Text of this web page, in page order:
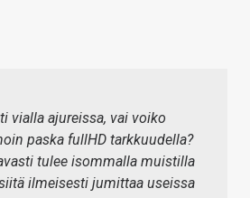
vialla ajureissa, vai voiko
paska fullHD tarkkuudella?
tulee isommalla muistilla
ilmeisesti jumittaa useissa